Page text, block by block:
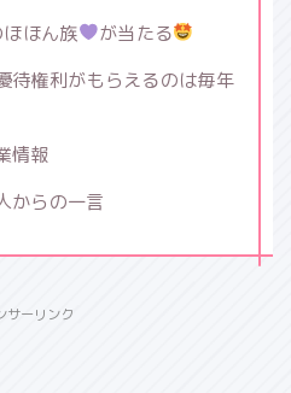
ほほん族
が当たる
待権利がもらえるのは毎年
情報
からの一言
サーリンク